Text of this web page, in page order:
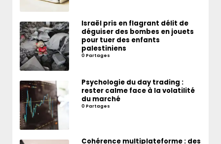
Israël pris en flagrant délit de
déguiser des bombes en jouets
pour tuer des enfants
palestiniens
0 Partages
Psychologie du day trading :
rester calme face à la volatilité
du marché
0 Partages
Cohérence multiplateforme : des